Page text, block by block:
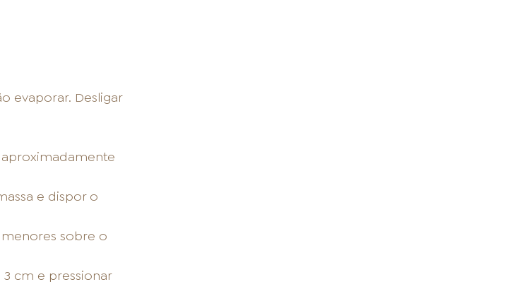
evaporar. Desligar
e dispor o
sobre o
cm e pressionar